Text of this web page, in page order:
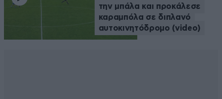
την μπάλα και προκάλεσε
καραμπόλα σε διπλανό
αυτοκινητόδρομο (video)